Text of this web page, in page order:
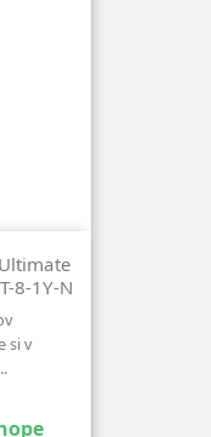
Ultimate
8-1Y-N
si v